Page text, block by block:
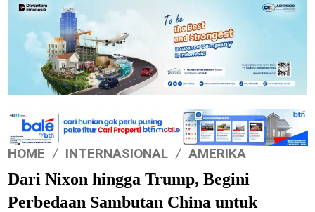
HOME INTERNASIONAL AMERIKA
Dari Nixon hingga Trump, Begini
Perbedaan Sambutan China untuk